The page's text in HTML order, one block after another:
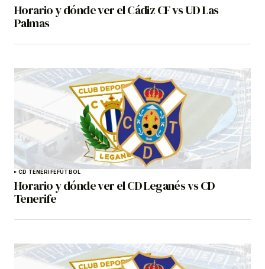
Horario y dónde ver el Cádiz CF vs UD Las
Palmas
CD TENERIFEFÚTBOL
Horario y dónde ver el CD Leganés vs CD
Tenerife